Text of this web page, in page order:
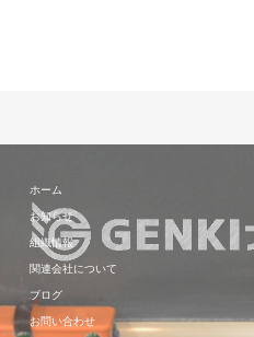
ホーム
お知らせ
組織情報
関連会社について
ブログ
お問い合わせ